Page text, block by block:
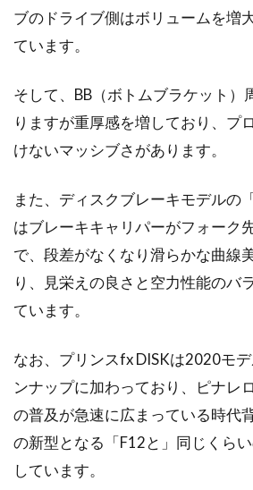
ブのドライブ側はボリュームを増
ています。
そして、BB（ボトムブラケット）
りますが重厚感を増しており、プ
けないマッシブさがあります。
また、ディスクブレーキモデルの
はブレーキキャリパーがフォーク
で、段差がなくなり滑らかな曲線
り、見栄えの良さと空力性能のバ
ています。
なお、プリンスfx DISKは2020モ
ンナップに加わっており、ピナレ
の普及が急速に広まっている時代
の新型となる「F12と」同じくら
しています。